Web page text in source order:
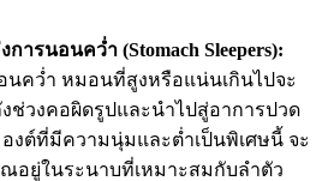
ารนอนคว่ำ (Stomach Sleepers):
คว่ำ หมอนที่สูงหรือแน่นเกินไปจะ
ช่วงคอผิดรูปและนำไปสู่อาการปวด
งต์ที่มีความนุ่มและต่ำเป็นพิเศษนี้ จะ
อยู่ในระนาบที่เหมาะสมกับลำตัว